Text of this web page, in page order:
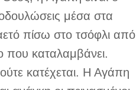
μέσα στα
πίσω στο τσόφλι από
που καταλαμβάνει.
κατέχεται. Η Αγάπη